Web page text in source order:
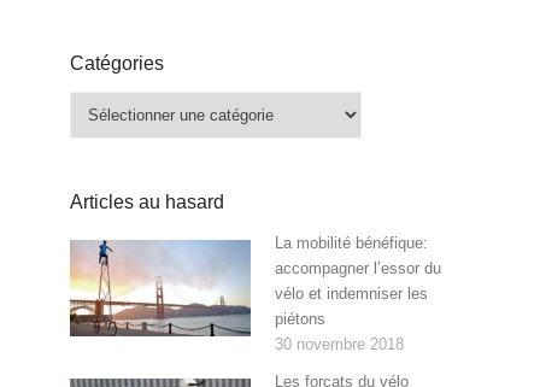
Catégories
Articles au hasard
La mobilité bénéfique:
accompagner l’essor du
vélo et indemniser les
piétons
30 novembre 2018
Les forçats du vélo